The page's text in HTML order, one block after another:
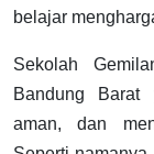
belajar
Sekolah
Bandung Barat
aman, dan